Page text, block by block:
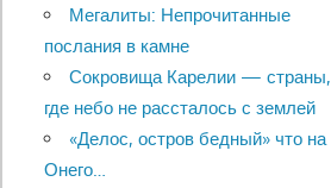
Мегалиты: Непрочитанные
послания в камне
Сокровища Карелии — страны,
где небо не рассталось с землей
«Делос, остров бедный» что на
Онего…